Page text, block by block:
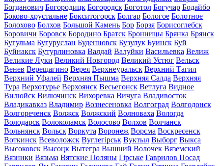
Богданович Богородицк Богородск Боготол Богучар Бодайбо
Боково-хрустальне Бокситогорск Болгар Бологое Болотное
Болохово Болхов Большой Камень Бор Борзя Борисоглебск
Боровичи Боровск Бородино Братск Бронницы Брянка Брянск
Бугульма Бугуруслан Буденновск Бузулук Буинск Буй
Буйнакск Бутурлиновка Валдай Валуйки Васильевка Велиж
Великие Луки Великий Новгород Великий Устюг Вельск
Венев Верещагино Верея Верхнеуральск Верхний Тагил
Верхний Уфалей Верхняя Пышма Верхняя Салда Верхняя
Тура Верхотурье Верхоянск Весьегонск Ветлуга Видное
Вилюйск Вилючинск Вихоревка Вичуга Владивосток
Владикавказ Владимир Вознесеновка Волгоград Волгодонск
Волгореченск Волжск Волжский Волноваха Вологда
Володарск Волоколамск Волосово Волхов Волчанск
Вольнянск Вольск Воркута Воронеж Ворсма Воскресенск
Воткинск Всеволожск Вуглегірськ Вуктыл Выборг Выкса
Высоковск Высоцк Вытегра Вышний Волочек Вяземский
Вязники Вязьма Вятские Поляны Гірське Гаврилов Посад